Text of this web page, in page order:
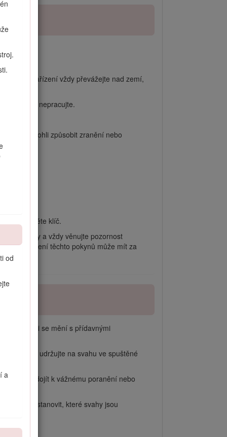
od
a
. Přídavné zařízení vždy převážejte nad zemí,
oblastech nepracujte.
byste mohli způsobit zranění nebo
a vyjměte klíč.
pokyny a vždy věnujte pozornost
Nedodržení těchto pokynů může mít za
hmotnosti se mění s přídavnými
udržujte na svahu ve spuštěné
může dojít k vážnému poranění nebo
je třeba stanovit, které svahy jsou